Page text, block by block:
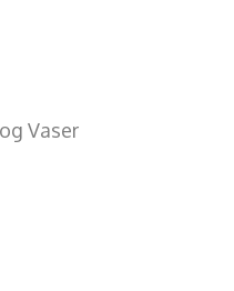
Vaser